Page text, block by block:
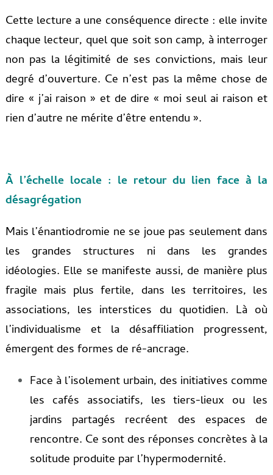
Cette lecture a une conséquence directe : elle invite
chaque lecteur, quel que soit son camp, à interroger
non pas la légitimité de ses convictions, mais leur
degré d’ouverture. Ce n’est pas la même chose de
dire « j’ai raison » et de dire « moi seul ai raison et
rien d’autre ne mérite d’être entendu ».
À l’échelle locale : le retour du lien face à la
désagrégation
Mais l’énantiodromie ne se joue pas seulement dans
les grandes structures ni dans les grandes
idéologies. Elle se manifeste aussi, de manière plus
fragile mais plus fertile, dans les territoires, les
associations, les interstices du quotidien. Là où
l’individualisme et la désaffiliation progressent,
émergent des formes de ré-ancrage.
Face à l’isolement urbain, des initiatives comme
les cafés associatifs, les tiers-lieux ou les
jardins partagés recréent des espaces de
rencontre. Ce sont des réponses concrètes à la
solitude produite par l’hypermodernité.